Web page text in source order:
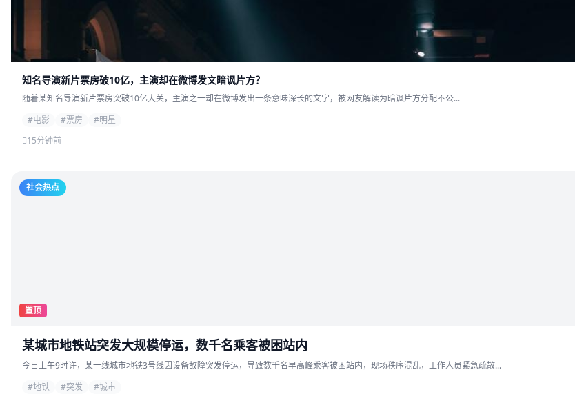
知名导演新片票房破10亿，主演却在微博发文暗讽片方？
随着某知名导演新片票房突破10亿大关，主演之一却在微博发出一条意味深长的文字，被网友解读为暗讽片方分配不公...
#电影
#票房
#明星
15分钟前
社会热点
置顶
某城市地铁站突发大规模停运，数千名乘客被困站内
今日上午9时许，某一线城市地铁3号线因设备故障突发停运，导致数千名早高峰乘客被困站内，现场秩序混乱，工作人员紧急疏散...
#地铁
#突发
#城市